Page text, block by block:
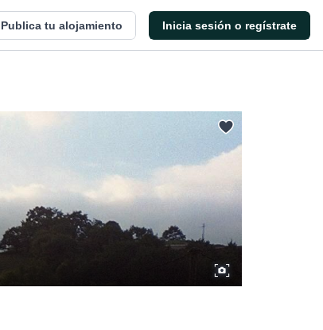
Publica tu alojamiento Inicia sesión o regístrate